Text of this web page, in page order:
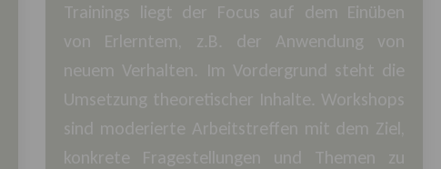
Trainings liegt der Focus auf dem Einüben
von Erlerntem, z.B. der Anwendung von
neuem Verhalten. Im Vordergrund steht die
Umsetzung theoretischer Inhalte. Workshops
sind moderierte Arbeitstreffen mit dem Ziel,
konkrete Fragestellungen und Themen zu